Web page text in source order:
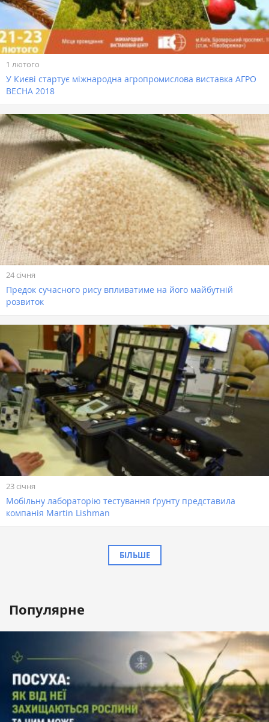
1 лютого
У Києві стартує міжнародна агропромислова виставка АГРО
ВЕСНА 2018
24 січня
Предок сучасного рису впливатиме на його майбутній
розвиток
23 січня
Мобільну лабораторію тестування ґрунту представила
компанія Martin Lishman
БІЛЬШЕ
Популярне